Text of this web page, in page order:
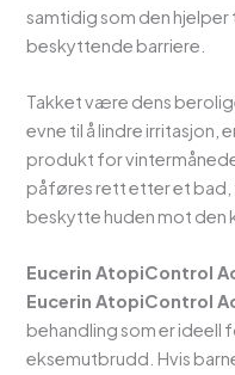
samtidig som den
beskyttende barriere.
Takket være dens
evne til å lindre irritasjon,
produkt for
påføres rett etter et bad,
beskytte huden mot den
Eucerin AtopiControl
Eucerin AtopiControl
behandling som er ideell
eksemutbrudd. Hvis